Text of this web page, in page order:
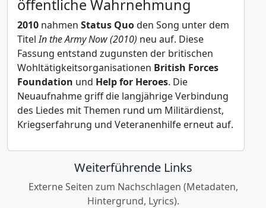
öffentliche Wahrnehmung
2010 nahmen Status Quoden Song unter dem
TitelIn the Army Now (2010) neu auf. Diese
Fassung entstand zugunsten der britischen
Wohltätigkeitsorganisationen British Forces
Foundation und Help for Heroes. Die
Neuaufnahme griff die langjährige Verbindung
des Liedes mit Themen rund um Militärdienst,
Kriegserfahrung und Veteranenhilfe erneut auf.
Weiterführende Links
Externe Seiten zum Nachschlagen (Metadaten,
Hintergrund, Lyrics).